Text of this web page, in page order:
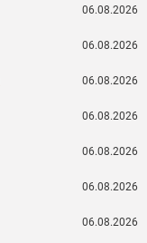
06.08.2026
06.08.2026
06.08.2026
06.08.2026
06.08.2026
06.08.2026
06.08.2026